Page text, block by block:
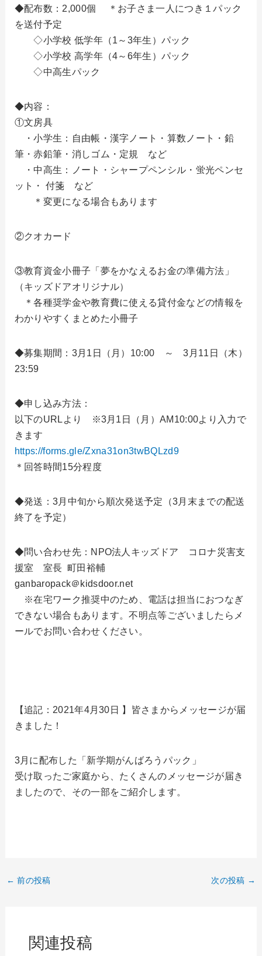
◆配布数：2,000個 ＊お子さま一人につき１パック
を送付予定
◇小学校 低学年（1～3年生）パック
◇小学校 高学年（4～6年生）パック
◇中高生パック
◆内容：
①文房具
・小学生：自由帳・漢字ノート・算数ノート・鉛
筆・赤鉛筆・消しゴム・定規 など
・中高生：ノート・シャープペンシル・蛍光ペンセ
ット・ 付箋 など
＊変更になる場合もあります
②クオカード
③教育資金小冊子「夢をかなえるお金の準備方法」
（キッズドアオリジナル）
＊各種奨学金や教育費に使える貸付金などの情報を
わかりやすくまとめた小冊子
◆募集期間：3月1日（月）10:00 ～ 3月11日（木）
23:59
◆申し込み方法：
以下のURLより ※3月1日（月）AM10:00より入力で
きます
https://forms.gle/Zxna31on3twBQLzd9
＊回答時間15分程度
◆発送：3月中旬から順次発送予定（3月末までの配送
終了を予定）
◆問い合わせ先：NPO法人キッズドア コロナ災害支
援室 室長 町田裕輔
ganbaropack＠kidsdoor.net
※在宅ワーク推奨中のため、電話は担当におつなぎ
できない場合もあります。不明点等ございましたらメ
ールでお問い合わせください。
【追記：2021年4月30日 】皆さまからメッセージが届
きました！
3月に配布した「新学期がんばろうパック」
受け取ったご家庭から、たくさんのメッセージが届き
ましたので、その一部をご紹介します。
← 前の投稿 次の投稿 →
関連投稿